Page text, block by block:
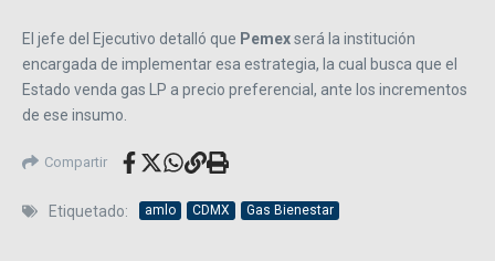
El jefe del Ejecutivo detalló que Pemexserá la institución
encargada de implementar esa estrategia, la cual busca que el
Estado venda gas LP a precio preferencial, ante los incrementos
de ese insumo.
Compartir
Etiquetado: amlo CDMX Gas Bienestar